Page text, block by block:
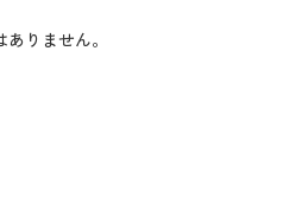
りません。